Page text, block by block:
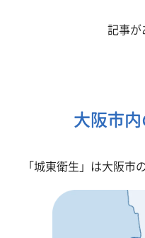
記事が
大阪市
「城東衛生」は大阪市